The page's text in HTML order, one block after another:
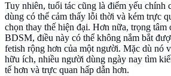
Tuy nhiên, tuổi tác cũng là điểm yếu chính
dùng có thể cảm thấy lỗi thời và kém trực
chọn thay thế hiện đại. Hơn nữa, trọng tâm
BDSM, điều này có thể không nắm bắt
fetish rộng hơn của một người. Mặc dù nó
hữu ích, nhiều người dùng ngày nay tìm
tế hơn và trực quan hấp dẫn hơn.